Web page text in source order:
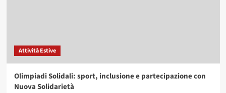
Attività Estive
Olimpiadi Solidali: sport, inclusione e partecipazione con
Nuova Solidarietà